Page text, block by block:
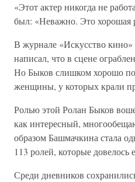
«Этот актер никогда не
был: «Неважно. Это хорошая
В журнале «Искусство
написал, что в сцене
Но Быков слишком хорошо
женщины, у которых крали
Ролью этой Ролан Быков
как интересный,
образом Башмачкина стала
113 ролей, которые довелось
Среди дневников